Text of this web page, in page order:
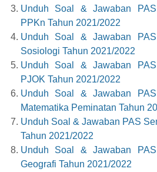
Unduh Soal & Jawaban
PPKn Tahun 2021/2022
Unduh Soal & Jawaban
Sosiologi Tahun 2021/2022
Unduh Soal & Jawaban
PJOK Tahun 2021/2022
Unduh Soal & Jawaban
Matematika Peminatan Tahun
Unduh Soal & Jawaban PAS
Tahun 2021/2022
Unduh Soal & Jawaban
Geografi Tahun 2021/2022